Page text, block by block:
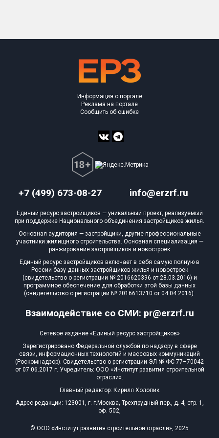
с продажами
Рейтинг ЕРЗ
Многоквартирных домов
Поселков таунхаусов
Блокированных домов
блоков в БД
127 из 14 140
+7 (499) 673-08-27 info@erzrf.ru
Взаимодействие со СМИ: pr@erzrf.ru
Информация о портале
Реклама на портале
Сообщить об ошибке
Единый ресурс застройщиков — уникальный проект, реализуемый
при поддержке Национального объединения застройщиков жилья.
Основная аудитория — застройщики, другие профессиональные
участники жилищного строительства. Основная специализация —
ранжирование застройщиков и новостроек
Единый ресурс застройщиков включает в себя самую полную в
России базу данных застройщиков жилья и новостроек
(свидетельство о регистрации № 2016620396 от 28.03.2016) и
программное обеспечение для обработки этой базы данных
(свидетельство о регистрации № 2016613710 от 04.04.2016).
Сетевое издание «Единый ресурс застройщиков»
Зарегистрировано Федеральной службой по надзору в сфере
связи, информационных технологий и массовых коммуникаций
(Роскомнадзор). Свидетельство о регистрации ЭЛ № ФС 77–70042
от 07.06.2017 г. Учредитель: ООО «Институт развития строительной
отрасли».
Главный редактор: Кирилл Холопик
Адрес редакции: 123001, г. г.Москва, Трехпрудный пер., д. 4, стр. 1,
оф. 502,
© ООО «Институт развития строительной отрасли», 2025